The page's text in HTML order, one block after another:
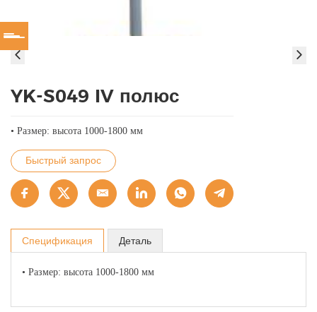
YK-S049 IV полюс
• Размер: высота 1000-1800 мм
Быстрый запрос
Спецификация Деталь
• Размер: высота 1000-1800 мм